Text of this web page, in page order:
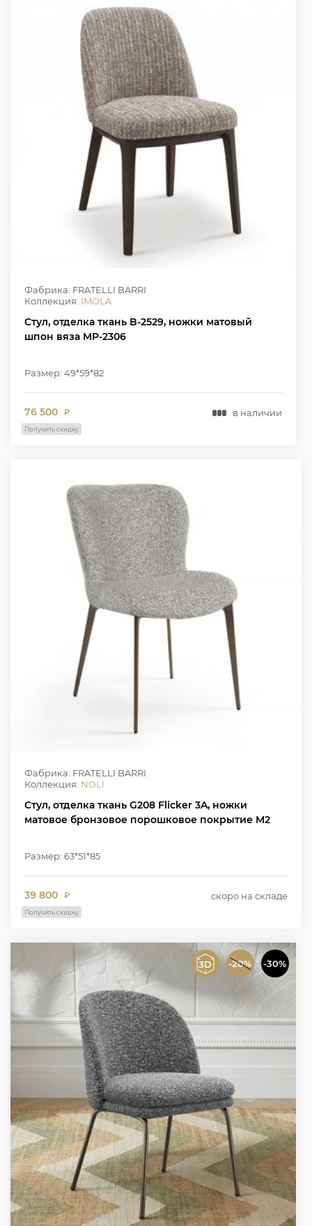
Фабрика: FRATELLI BARRI
Коллекция: IMOLA
Стул, отделка ткань B-2529, ножки матовый
шпон вяза MP-2306
Размер: 49*59*82
76 500 ₽ в наличии
Получить скидку
Фабрика: FRATELLI BARRI
Коллекция: NOLI
Стул, отделка ткань G208 Flicker 3A, ножки
матовое бронзовое порошковое покрытие M2
Размер: 63*51*85
39 800 ₽ скоро на складе
Получить скидку
-20% -30%